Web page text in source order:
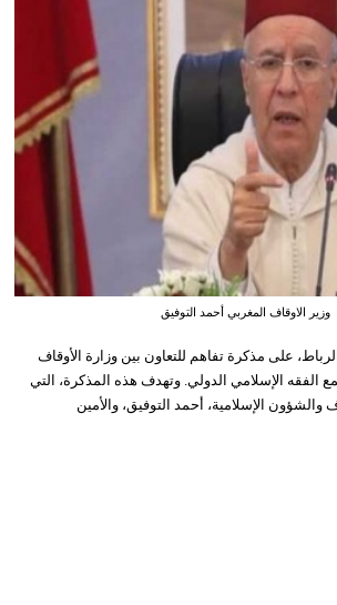
وزير الاوقاف المغربي أحمد التوفيق
على مذكرة تفاهم للتعاون بين وزارة الأوقاف
الفقه الإسلامي الدولي. وتهدف هذه المذكرة، التي
والشؤون الإسلامية، أحمد التوفيق، والأمين